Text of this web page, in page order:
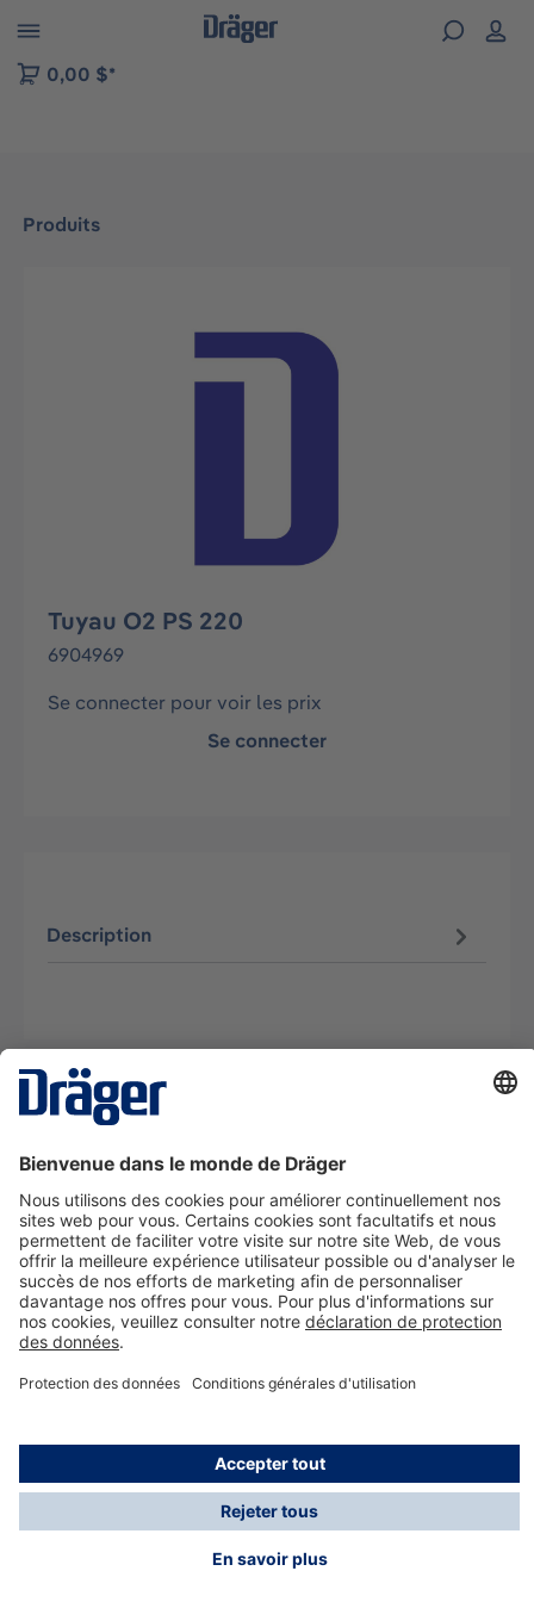
to B2B platform navigation
0,00 $*
Produits
Ignorer la galerie d'images
Tuyau O2 PS 220
6904969
Se connecter pour voir les prix
Se connecter
Description
La technologie
Nous contacter
A propos de Dräger
Informations
*Les taxes et les frais d'expédition ne sont pas inclus
dans les prix indiqués, sauf mention contraire. Des frais
supplémentaires peuvent s'appliquer.